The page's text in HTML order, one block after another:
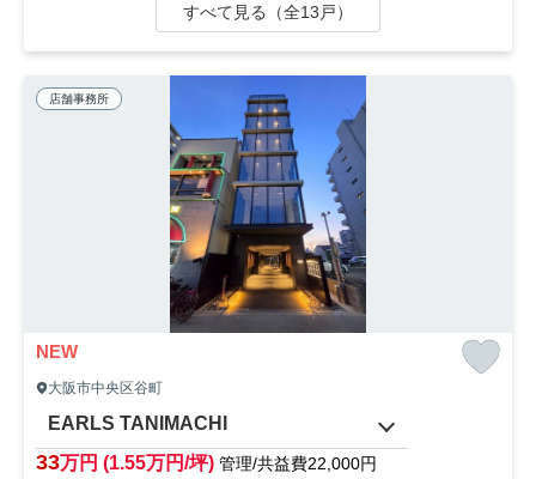
すべて見る（全13戸）
店舗事務所
NEW
大阪市中央区谷町
EARLS TANIMACHI
33万円 (1.55万円/坪) 管理/共益費22,000円